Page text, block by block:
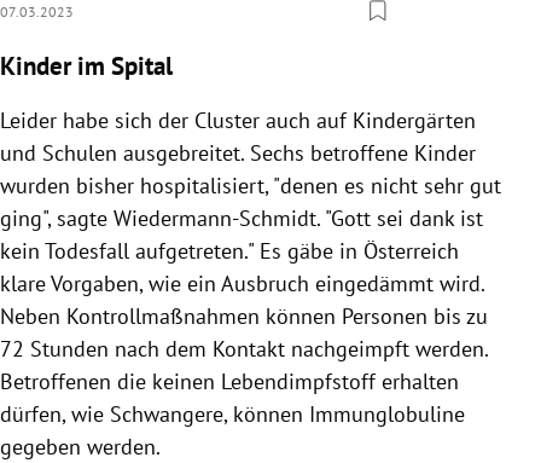
07.03.2023
Kinder im Spital
Leider habe sich der Cluster auch auf Kindergärten
und Schulen ausgebreitet. Sechs betroffene Kinder
wurden bisher hospitalisiert, "denen es nicht sehr gut
ging", sagte Wiedermann-Schmidt. "Gott sei dank ist
kein Todesfall aufgetreten." Es gäbe in Österreich
klare Vorgaben, wie ein Ausbruch eingedämmt wird.
Neben Kontrollmaßnahmen können Personen bis zu
72 Stunden nach dem Kontakt nachgeimpft werden.
Betroffenen die keinen Lebendimpfstoff erhalten
dürfen, wie Schwangere, können Immunglobuline
gegeben werden.